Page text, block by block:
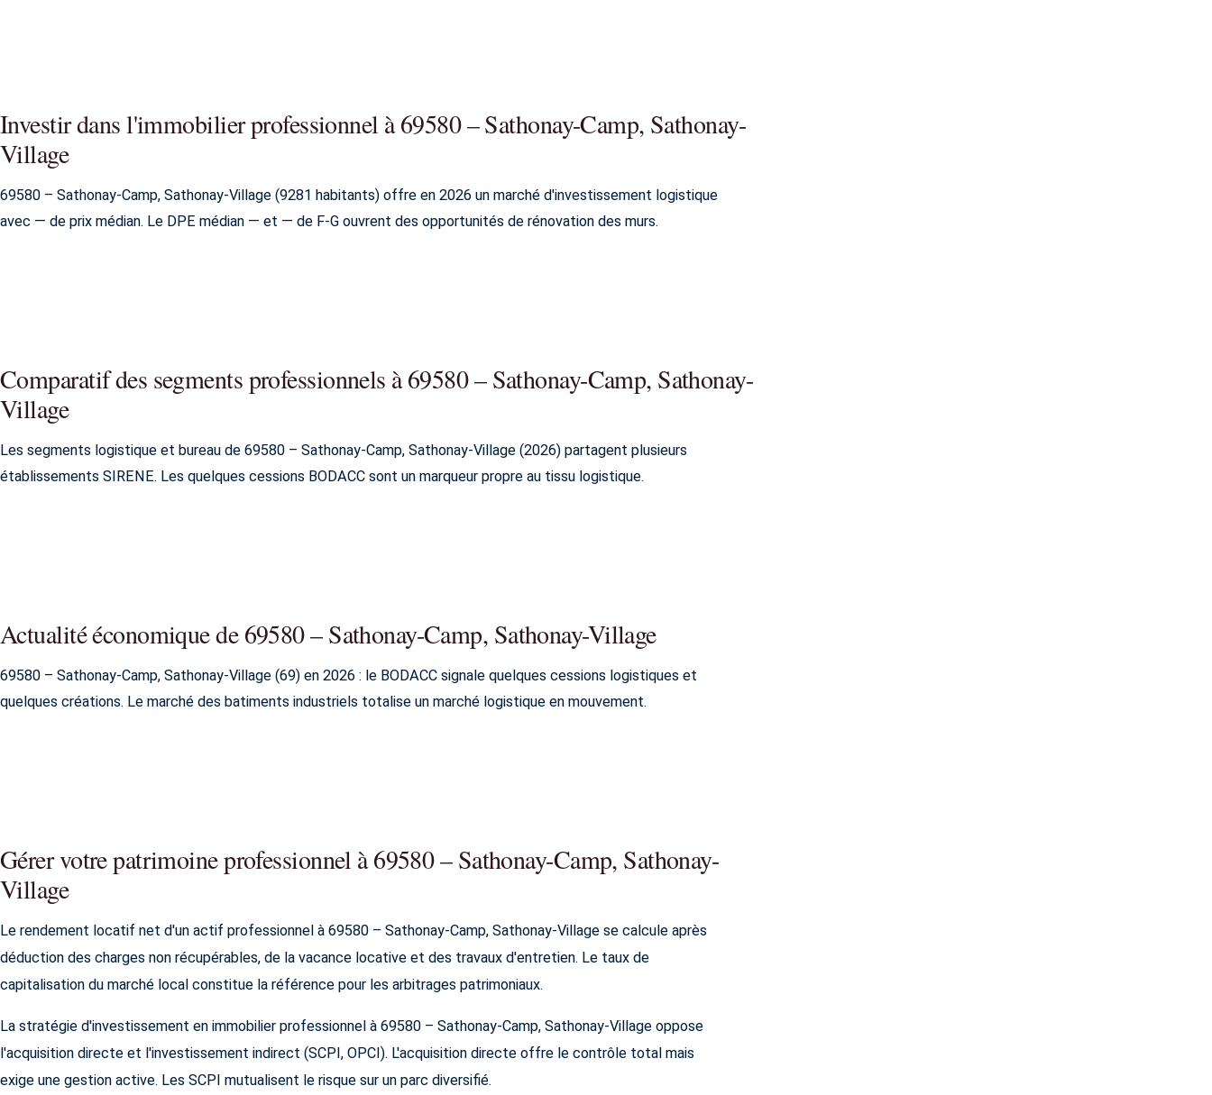
Investir dans l'immobilier professionnel à 69580 – Sathonay-Camp, Sathonay-
Village
69580 – Sathonay-Camp, Sathonay-Village (9281 habitants) offre en 2026 un marché d'investissement logistique
avec — de prix médian. Le DPE médian — et — de F-G ouvrent des opportunités de rénovation des murs.
Comparatif des segments professionnels à 69580 – Sathonay-Camp, Sathonay-
Village
Les segments logistique et bureau de 69580 – Sathonay-Camp, Sathonay-Village (2026) partagent plusieurs
établissements SIRENE. Les quelques cessions BODACC sont un marqueur propre au tissu logistique.
Actualité économique de 69580 – Sathonay-Camp, Sathonay-Village
69580 – Sathonay-Camp, Sathonay-Village (69) en 2026 : le BODACC signale quelques cessions logistiques et
quelques créations. Le marché des batiments industriels totalise un marché logistique en mouvement.
Gérer votre patrimoine professionnel à 69580 – Sathonay-Camp, Sathonay-
Village
Le rendement locatif net d'un actif professionnel à 69580 – Sathonay-Camp, Sathonay-Village se calcule après
déduction des charges non récupérables, de la vacance locative et des travaux d'entretien. Le taux de
capitalisation du marché local constitue la référence pour les arbitrages patrimoniaux.
La stratégie d'investissement en immobilier professionnel à 69580 – Sathonay-Camp, Sathonay-Village oppose
l'acquisition directe et l'investissement indirect (SCPI, OPCI). L'acquisition directe offre le contrôle total mais
exige une gestion active. Les SCPI mutualisent le risque sur un parc diversifié.